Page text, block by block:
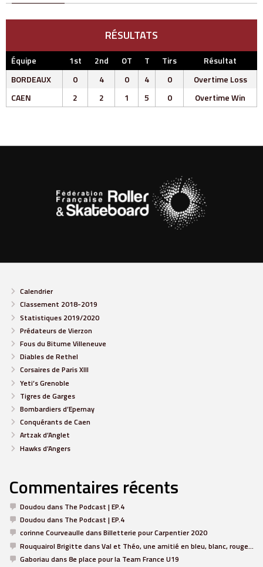
RÉSULTATS
Équipe 1st 2nd OT T Tirs
Résultat
BORDEAUX
0 4 0 4 0
Overtime Loss
CAEN
2 2 1 5 0 Overtime Win
Calendrier
Classement 2018-2019
Statistiques 2019/2020
Prédateurs de Vierzon
Fous du Bitume Villeneuve
Diables de Rethel
Corsaires de Paris XIII
Yeti’s Grenoble
Tigres de Garges
Bombardiers d’Epernay
Conquérants de Caen
Artzak d’Anglet
Hawks d’Angers
Commentaires récents
Doudou dans The Podcast | EP.4
Doudou dans The Podcast | EP.4
corinne CourveaulledansBilletterie pour Carpentier 2020
Rouquairol BrigittedansVal et Théo, une amitié en bleu, blanc, rouge…
Gaboriau dans8e place pour la Team France U19